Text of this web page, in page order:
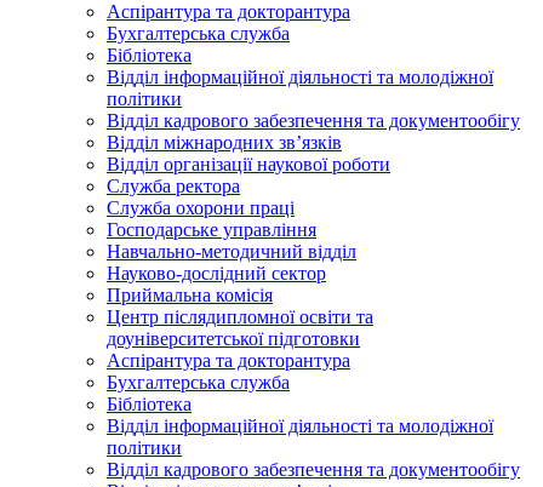
Аспірантура та докторантура
Бухгалтерська служба
Бібліотека
Відділ інформаційної діяльності та молодіжної
політики
Відділ кадрового забезпечення та документообігу
Відділ міжнародних зв’язків
Відділ організації наукової роботи
Служба ректора
Служба охорони праці
Господарське управління
Навчально-методичний відділ
Науково-дослідний сектор
Приймальна комісія
Центр післядипломної освіти та
доуніверситетської підготовки
Аспірантура та докторантура
Бухгалтерська служба
Бібліотека
Відділ інформаційної діяльності та молодіжної
політики
Відділ кадрового забезпечення та документообігу